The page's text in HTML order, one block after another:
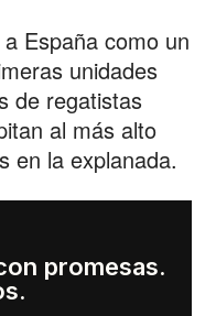
España como un
unidades
de regatistas
al más alto
en la explanada.
promesas.